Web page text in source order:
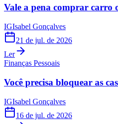
Vale a pena comprar carro
IGIsabel Gonçalves
21 de jul. de 2026
Ler
Finanças Pessoais
Você precisa bloquear as
IGIsabel Gonçalves
16 de jul. de 2026